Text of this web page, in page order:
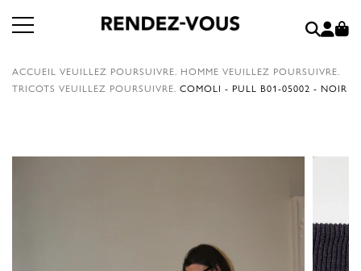
ACCUEIL VEUILLEZ POURSUIVRE. HOMME VEUILLEZ POURSUIVRE.
TRICOTS VEUILLEZ POURSUIVRE. COMOLI - PULL B01-05002 - NOIR